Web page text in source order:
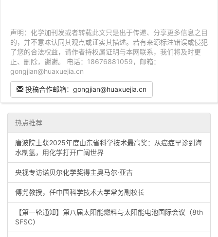
声明：化学加刊发或者转载此文只是出于传递、分享更多信息之目
的，并不意味认同其观点或证实其描述。若有来源标注错误或侵犯
了您的合法权益，请作者持权属证明与本网联系，我们将及时更
正、删除，谢谢。 电话：18676881059，邮箱：
gongjian@huaxuejia.cn
投稿合作邮箱：gongjian@huaxuejia.cn
热点推荐
唐波院士获2025年度山东省科学技术最高奖：从癌症早诊到海
水制氢，用化学打开广阔世界
央视专访诺贝尔化学奖得主奥马尔·亚吉
傅尧教授，任中国科学技术大学常务副校长
【第一轮通知】第八届太阳能燃料与太阳能电池国际会议（8th
SFSC）